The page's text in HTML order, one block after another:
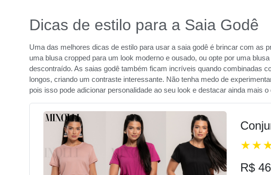
Dicas de estilo para a Saia Godê
Uma das melhores dicas de estilo para usar a saia godê é brincar com as
uma blusa cropped para um look moderno e ousado, ou opte por uma
descontraído. As saias godê também ficam incríveis quando combinadas
longos, criando um contraste interessante. Não tenha medo de
pois isso pode adicionar personalidade ao seu look e destacar ainda mais o
R$